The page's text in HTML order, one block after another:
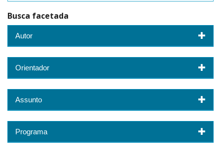
Busca facetada
Autor
Orientador
Assunto
Programa